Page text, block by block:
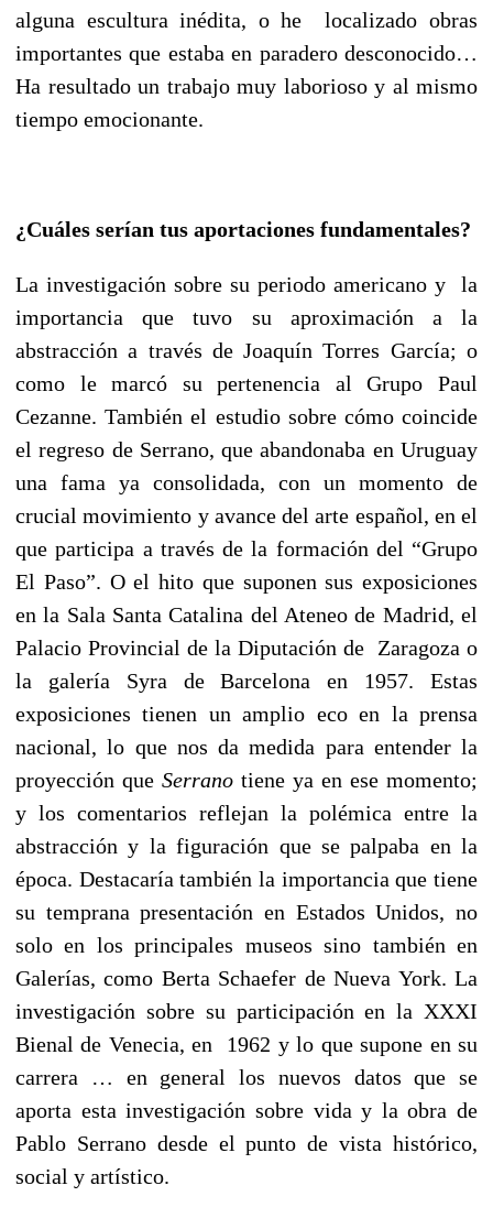
alguna escultura inédita, o he localizado obras
importantes que estaba en paradero desconocido…
Ha resultado un trabajo muy laborioso y al mismo
tiempo emocionante.
¿Cuáles serían tus aportaciones fundamentales?
La investigación sobre su periodo americano y la
importancia que tuvo su aproximación a la
abstracción a través de Joaquín Torres García; o
como le marcó su pertenencia al Grupo Paul
Cezanne. También el estudio sobre cómo coincide
el regreso de Serrano, que abandonaba en Uruguay
una fama ya consolidada, con un momento de
crucial movimiento y avance del arte español, en el
que participa a través de la formación del “Grupo
El Paso”. O el hito que suponen sus exposiciones
en la Sala Santa Catalina del Ateneo de Madrid, el
Palacio Provincial de la Diputación de Zaragoza o
la galería Syra de Barcelona en 1957. Estas
exposiciones tienen un amplio eco en la prensa
nacional, lo que nos da medida para entender la
proyección que Serrano tiene ya en ese momento;
y los comentarios reflejan la polémica entre la
abstracción y la figuración que se palpaba en la
época. Destacaría también la importancia que tiene
su temprana presentación en Estados Unidos, no
solo en los principales museos sino también en
Galerías, como Berta Schaefer de Nueva York. La
investigación sobre su participación en la XXXI
Bienal de Venecia, en 1962 y lo que supone en su
carrera … en general los nuevos datos que se
aporta esta investigación sobre vida y la obra de
Pablo Serrano desde el punto de vista histórico,
social y artístico.